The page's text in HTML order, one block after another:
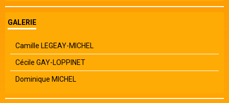
GALERIE
Camille LEGEAY-MICHEL
Cécile GAY-LOPPINET
Dominique MICHEL